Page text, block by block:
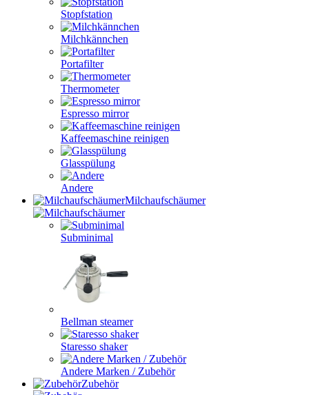
Stopfstation
Milchkännchen
Portafilter
Thermometer
Espresso mirror
Kaffeemaschine reinigen
Glasspülung
Andere
Milchaufschäumer
Subminimal
Bellman steamer
Staresso shaker
Andere Marken / Zubehör
Zubehör